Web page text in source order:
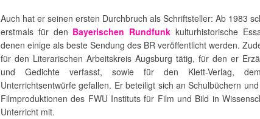
Auch hat er seinen ersten Durchbruch als Schriftsteller: Ab 1983
erstmals für den Bayerischen Rundfunk kulturhistorische
denen einige als beste Sendung des BR veröffentlicht werden.
für den Literarischen Arbeitskreis Augsburg tätig, für den er
und Gedichte verfasst, sowie für den Klett-Verlag,
Unterrichtsentwürfe gefallen. Er beteiligt sich an Schulbüchern
Filmproduktionen des FWU Instituts für Film und Bild in
Unterricht mit.